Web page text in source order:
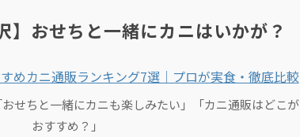
】おせちと一緒にカニはいかが？
おせちと一緒にカニも楽しみたい」「カニ通販はどこが
おすすめ？」